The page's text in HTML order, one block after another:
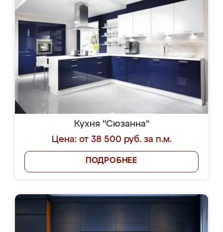
Кухня "Сюзанна"
Цена: от 38 500 руб. за п.м.
ПОДРОБНЕЕ